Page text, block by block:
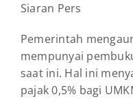
Siaran Pers
Pemerintah
mempunyai
saat ini. Hal ini
pajak 0,5% bagi